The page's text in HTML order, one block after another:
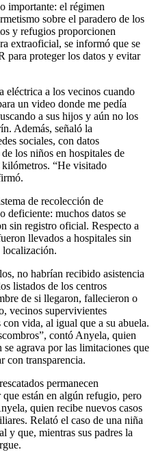
importante: el régimen
sobre el paradero de los
y refugios proporcionen
extraoficial, se informó que se
para proteger los datos y evitar
eléctrica a los vecinos cuando
un video donde me pedía
a sus hijos y aún no los
Además, señaló la
sociales, con datos
los niños en hospitales de
kilómetros. “He visitado
de recolección de
deficiente: muchos datos se
sin registro oficial. Respecto a
llevados a hospitales sin
no habrían recibido asistencia
listados de los centros
de si llegaron, fallecieron o
vecinos supervivientes
vida, al igual que a su abuela.
contó Anyela, quien
agrava por las limitaciones que
con transparencia.
permanecen
que están en algún refugio, pero
quien recibe nuevos casos
Relató el caso de una niña
y que, mientras sus padres la